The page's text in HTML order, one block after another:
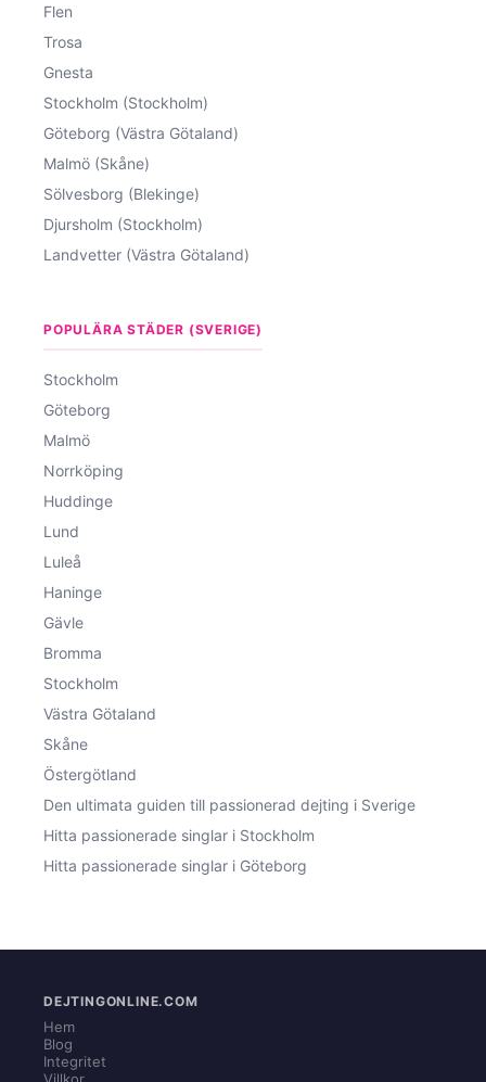
Flen
Trosa
Gnesta
Stockholm (Stockholm)
Göteborg (Västra Götaland)
Malmö (Skåne)
Sölvesborg (Blekinge)
Djursholm (Stockholm)
Landvetter (Västra Götaland)
POPULÄRA STÄDER (SVERIGE)
Stockholm
Göteborg
Malmö
Norrköping
Huddinge
Lund
Luleå
Haninge
Gävle
Bromma
Stockholm
Västra Götaland
Skåne
Östergötland
Den ultimata guiden till passionerad dejting i Sverige
Hitta passionerade singlar i Stockholm
Hitta passionerade singlar i Göteborg
DEJTINGONLINE.COM
Hem
Blog
Integritet
Villkor